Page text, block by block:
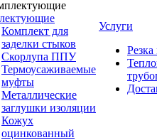
Комплект для
заделки стыков
Скорлупа ППУ
Термоусаживаемые
муфты
Металлические
заглушки изоляции
Кожух
оцинкованный
Услуги
Резка